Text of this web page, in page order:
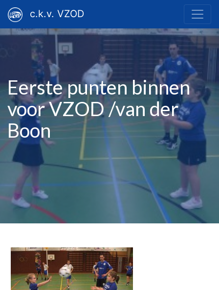
c.k.v. VZOD
Eerste punten binnen
voor VZOD /van der
Boon